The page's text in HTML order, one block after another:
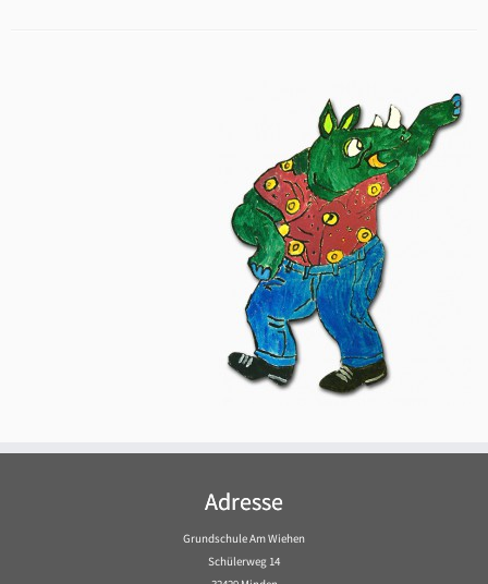
Adresse
Grundschule Am Wiehen
Schülerweg 14